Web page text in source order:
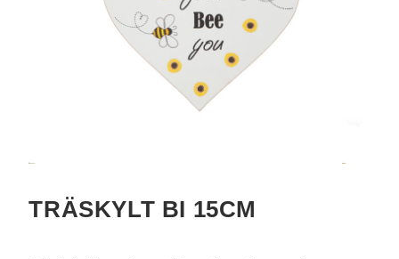
TRÄSKYLT BI 15CM